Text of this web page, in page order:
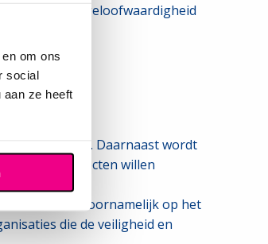
om ons
social
aan ze heeft
verhoogt de geloofwaardigheid
te verbeteren. Daarnaast wordt
hun milieueffecten willen
richt zich voornamelijk op het
die de veiligheid en